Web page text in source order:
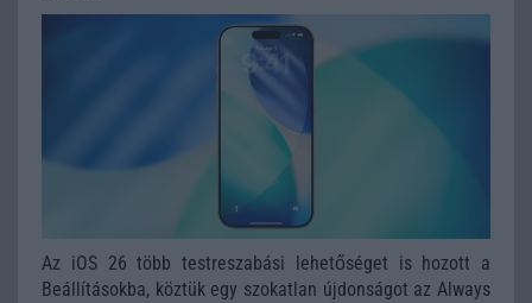
Az iOS 26 több testreszabási lehetőséget is hozott a
Beállításokba, köztük egy szokatlan újdonságot az Always